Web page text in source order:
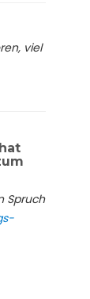
viel
Spruch